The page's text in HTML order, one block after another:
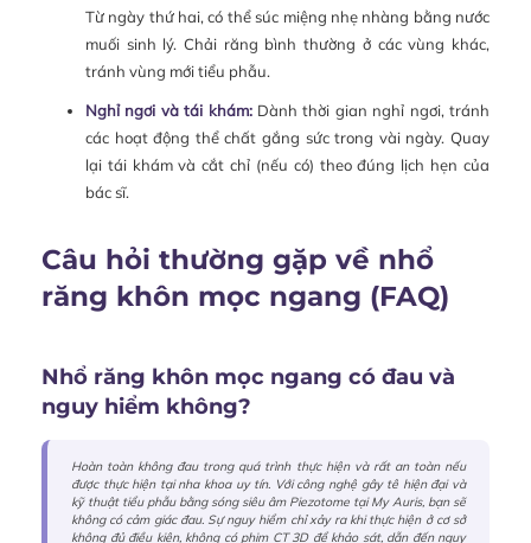
Từ ngày thứ hai, có thể súc miệng nhẹ nhàng bằng nước
muối sinh lý. Chải răng bình thường ở các vùng khác,
tránh vùng mới tiểu phẫu.
Nghỉ ngơi và tái khám:Dành thời gian nghỉ ngơi, tránh
các hoạt động thể chất gắng sức trong vài ngày. Quay
lại tái khám và cắt chỉ (nếu có) theo đúng lịch hẹn của
bác sĩ.
Câu hỏi thường gặp về nhổ
răng khôn mọc ngang (FAQ)
Nhổ răng khôn mọc ngang có đau và
nguy hiểm không?
Hoàn toàn không đau trong quá trình thực hiện và rất an toàn nếu
được thực hiện tại nha khoa uy tín. Với công nghệ gây tê hiện đại và
kỹ thuật tiểu phẫu bằng sóng siêu âm Piezotome tại My Auris, bạn sẽ
không có cảm giác đau. Sự nguy hiểm chỉ xảy ra khi thực hiện ở cơ sở
không đủ điều kiện, không có phim CT 3D để khảo sát, dẫn đến nguy